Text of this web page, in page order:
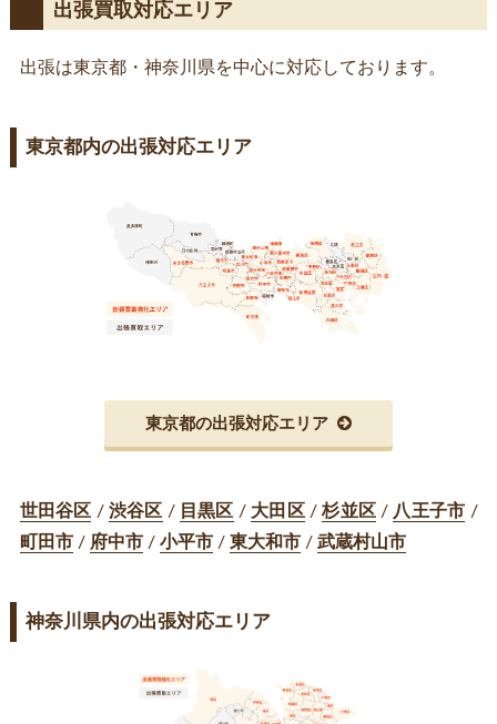
出張買取対応エリア
出張は東京都・神奈川県を中心に対応しております。
東京都内の出張対応エリア
東京都の出張対応エリア
世田谷区 / 渋谷区 / 目黒区 / 大田区/杉並区/ 八王子市 /
町田市/ 府中市/ 小平市/ 東大和市/ 武蔵村山市
神奈川県内の出張対応エリア